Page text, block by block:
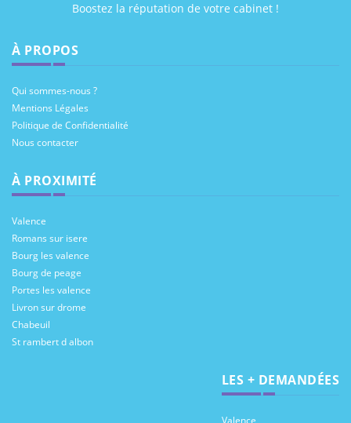
Boostez la réputation de votre cabinet !
À PROPOS
Qui sommes-nous ?
Mentions Légales
Politique de Confidentialité
Nous contacter
À PROXIMITÉ
Valence
Romans sur isere
Bourg les valence
Bourg de peage
Portes les valence
Livron sur drome
Chabeuil
St rambert d albon
LES + DEMANDÉES
Valence